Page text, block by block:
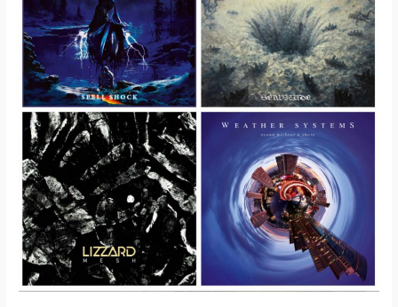
4
suggestions
musicales
du
vendredi
27
septembre
2024
+
liste
complète
des
albums